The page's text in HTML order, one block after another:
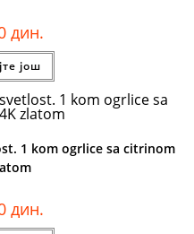
дин.
још
1 kom ogrlice sa citrinom
дин.